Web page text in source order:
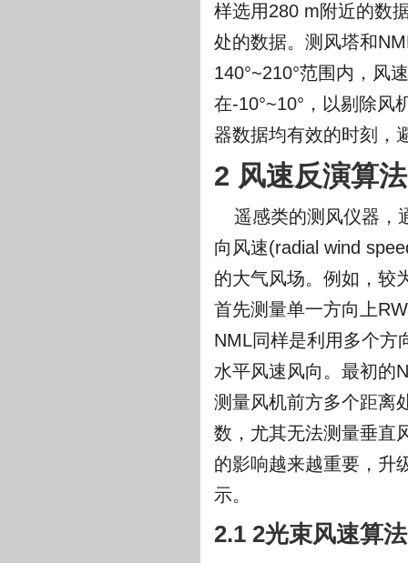
样选用280 m附近的数
处的数据。测风塔和
140°~210°范围内，风
在-10°~10°，以剔除风
器数据均有效的时刻，
2 风速反演算法
遥感类的测风仪器，
向风速(radial wind
的大气风场。例如，较
首先测量单一方向上
NML同样是利用多个方
水平风速风向。最初的
测量风机前方多个距离
数，尤其无法测量垂直
的影响越来越重要，升
示。
2.1 2光束风速算法